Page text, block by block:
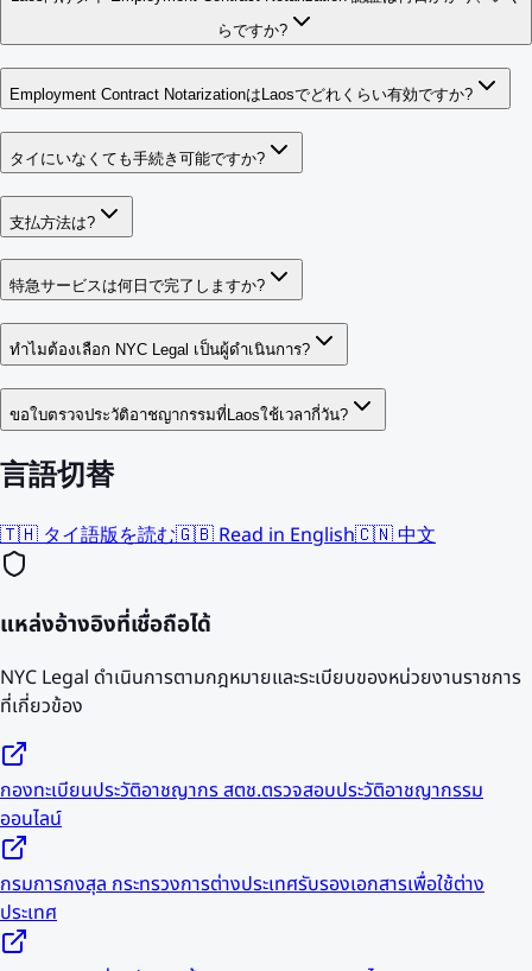
らですか?
Employment Contract NotarizationはLaosでどれくらい有効ですか?
タイにいなくても手続き可能ですか?
支払方法は?
特急サービスは何日で完了しますか?
ทำไมต้องเลือก NYC Legal เป็นผู้ดำเนินการ?
ขอใบตรวจประวัติอาชญากรรมที่Laosใช้เวลากี่วัน?
言語切替
🇹🇭 タイ語版を読む🇬🇧 Read in English🇨🇳 中文
แหล่งอ้างอิงที่เชื่อถือได้
NYC Legal ดำเนินการตามกฎหมายและระเบียบของหน่วยงานราชการ
ที่เกี่ยวข้อง
กองทะเบียนประวัติอาชญากร สตช.ตรวจสอบประวัติอาชญากรรม
ออนไลน์
กรมการกงสุล กระทรวงการต่างประเทศรับรองเอกสารเพื่อใช้ต่าง
ประเทศ